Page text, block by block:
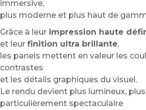
immersive,
plus moderne et plus haut de
Grâce à leur impression haute
et leur finition ultra brillante,
les panels mettent en valeur les
contrastes
et les détails graphiques du visuel.
Le rendu devient plus lumineux,
particulièrement spectaculaire